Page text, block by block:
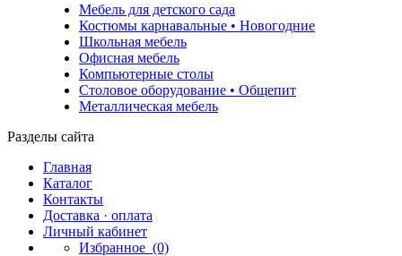
Мебель для детского сада
Костюмы карнавальные • Новогодние
Школьная мебель
Офисная мебель
Компьютерные столы
Столовое оборудование • Общепит
Металлическая мебель
Разделы сайта
Главная
Каталог
Контакты
Доставка · оплата
Личный кабинет
Избранное (0)